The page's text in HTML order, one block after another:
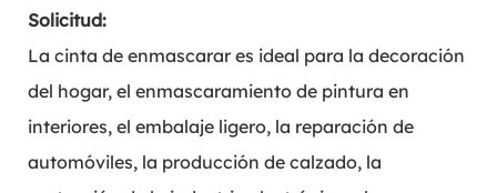
Solicitud:
La cinta de enmascarar es ideal para la decoración
del hogar, el enmascaramiento de pintura en
interiores, el embalaje ligero, la reparación de
automóviles, la producción de calzado, la